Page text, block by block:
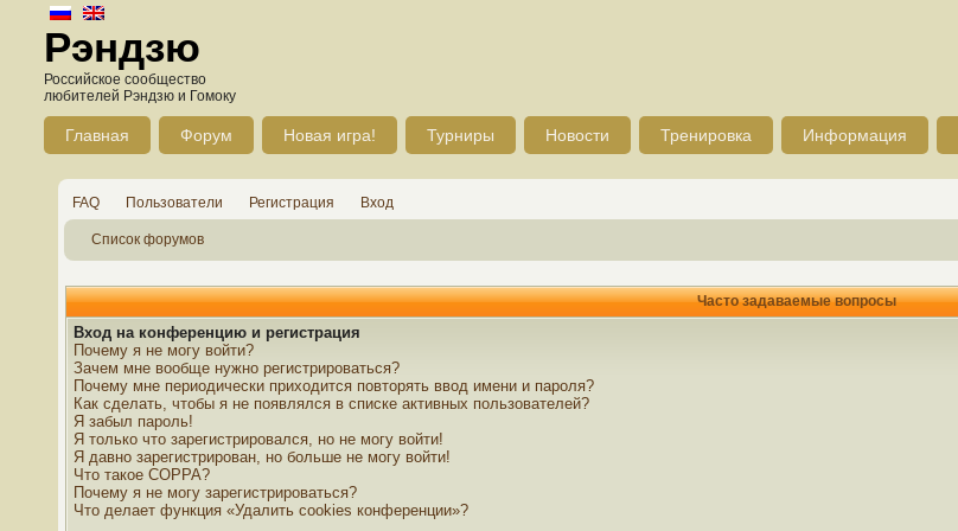
Рэндзю
Российское сообщество
любителей Рэндзю и Гомоку
Главная Форум Новая игра! Турниры Новости Тренировка Информация
FAQ Пользователи Регистрация Вход
Список форумов
Часто задаваемые вопросы
Вход на конференцию и регистрация
Почему я не могу войти?
Зачем мне вообще нужно регистрироваться?
Почему мне периодически приходится повторять ввод имени и пароля?
Как сделать, чтобы я не появлялся в списке активных пользователей?
Я забыл пароль!
Я только что зарегистрировался, но не могу войти!
Я давно зарегистрирован, но больше не могу войти!
Что такое COPPA?
Почему я не могу зарегистрироваться?
Что делает функция «Удалить cookies конференции»?